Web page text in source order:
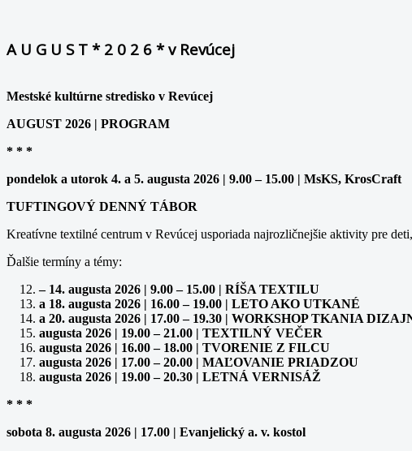
A U G U S T * 2 0 2 6 * v Revúcej
Mestské kultúrne stredisko v Revúcej
AUGUST 2026 | PROGRAM
* * *
pondelok a utorok 4. a 5. augusta 2026 | 9.00 – 15.00 | MsKS, KrosCraft
TUFTINGOVÝ DENNÝ TÁBOR
Kreatívne textilné centrum v Revúcej usporiada najrozličnejšie aktivity pre
Ďalšie termíny a témy:
– 14. augusta 2026 | 9.00 – 15.00 | RÍŠA TEXTILU
a 18. augusta 2026 | 16.00 – 19.00 | LETO AKO UTKANÉ
a 20. augusta 2026 | 17.00 – 19.30 | WORKSHOP TKANIA
augusta 2026 | 19.00 – 21.00 | TEXTILNÝ VEČER
augusta 2026 | 16.00 – 18.00 | TVORENIE Z FILCU
augusta 2026 | 17.00 – 20.00 | MAĽOVANIE PRIADZOU
augusta 2026 | 19.00 – 20.30 | LETNÁ VERNISÁŽ
* * *
sobota 8. augusta 2026 | 17.00 | Evanjelický a. v. kostol